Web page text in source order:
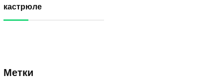
кастрюле
Метки